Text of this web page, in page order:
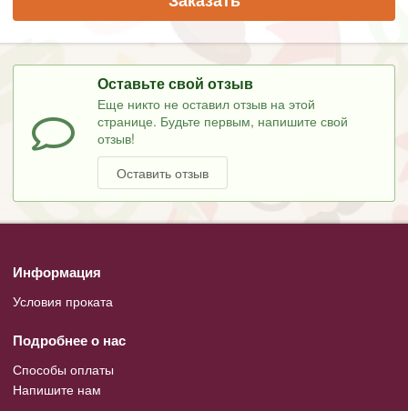
Оставьте свой отзыв
Еще никто не оставил отзыв на этой
странице. Будьте первым, напишите свой
отзыв!
Оставить отзыв
Информация
Условия проката
Подробнее о нас
Способы оплаты
Напишите нам